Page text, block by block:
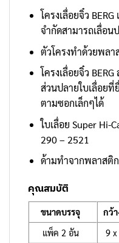
โครงเลื่อยจิ๋ว
จำกัดสามารถเลื่อน
ตัวโครงทำด้วยพล
โครงเลื่อยจิ๋ว
ส่วนปลายใบเลื่อยที่
ตามซอกเล็กๆได้
ใบเลื่อย Super Hi-
290 – 2521
ด้ามทำจากพลาสติ
คุณสมบัติ
ขนาดบรรจุ กว้า
แพ็ค 2 อัน
9